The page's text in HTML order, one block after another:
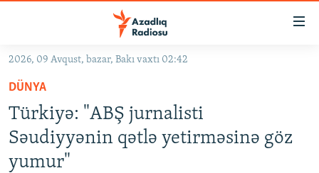
Əsas
qayıt
Əsas
naviqasiyaya
qayıt
Axtarışa
#İZAHLA
KORRUPSIOMETR
#ƏSLINDƏ
2026, 09 Avqust, bazar, Bakı vaxtı 02:42
DÜNYA
Türkiyə: "ABŞ jurnalisti
Səudiyyənin qətlə yetirməsinə göz
yumur"